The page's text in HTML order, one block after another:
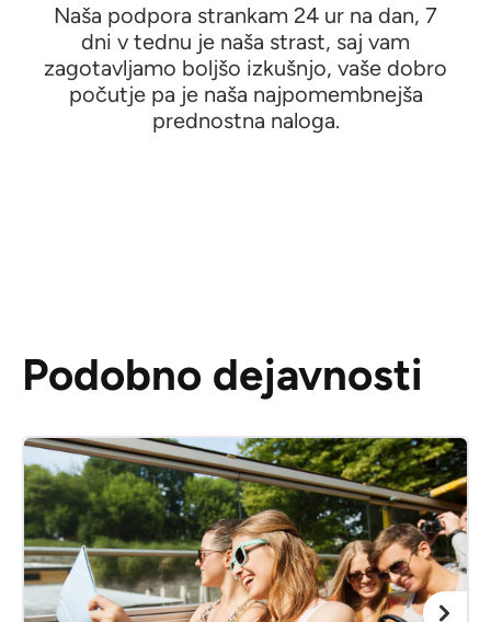
Naša podpora strankam 24 ur na dan, 7
dni v tednu je naša strast, saj vam
zagotavljamo boljšo izkušnjo, vaše dobro
počutje pa je naša najpomembnejša
prednostna naloga.
Podobno dejavnosti